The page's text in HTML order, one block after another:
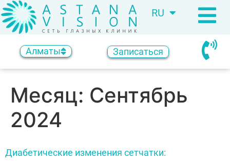
RU
KZ
Алматы Записаться
Месяц: Сентябрь
2024
Диабетические изменения сетчатки: